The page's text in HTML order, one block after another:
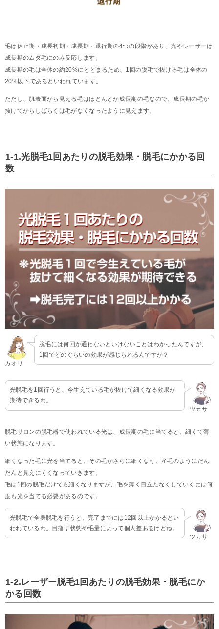
毛は休止期・成長初期・成長期・退行期の4つの段階があり、光やレーザーは
成長期のムダ毛にのみ反応します。
成長期の毛は全体の約20%にとどまるため、1回の脱毛で抜ける毛は全体の
20%以下であるといわれています。
ただし、肌表面から見える毛はほとんどが成長期の毛なので、成長期の毛が
抜けてからしばらくは毛がなくなったように見えます。
1-1.光脱毛1回あたりの脱毛効果・脱毛にかかる回
数
カオリ
脱毛には何回か通わないといけないことはわかったんですが、
1回でどのぐらいの効果が感じられるんですか？
ツカサ
光脱毛を1回行うと、今生えている毛が抜けて細くなる効果が
期待できるわ。
脱毛サロンの脱毛器で使われている光は、成長期の毛に当てると、細くて薄
い状態になります。
細くなった毛に光を当てると、その毛がさらに細くなり、産毛のようにだん
だんと見えにくくなっていきます。
毛は1回の脱毛だけでも細くなりますが、毛を薄く目立たなくしていくには何
度も光を当てる必要があるのです。
ツカサ
光脱毛で全身脱毛を行うと、完了までには12回以上かかるとい
われているわ。目指す状態や毛量によって個人差あるけどね。
1-2.レーザー脱毛1回あたりの脱毛効果・脱毛にか
かる回数